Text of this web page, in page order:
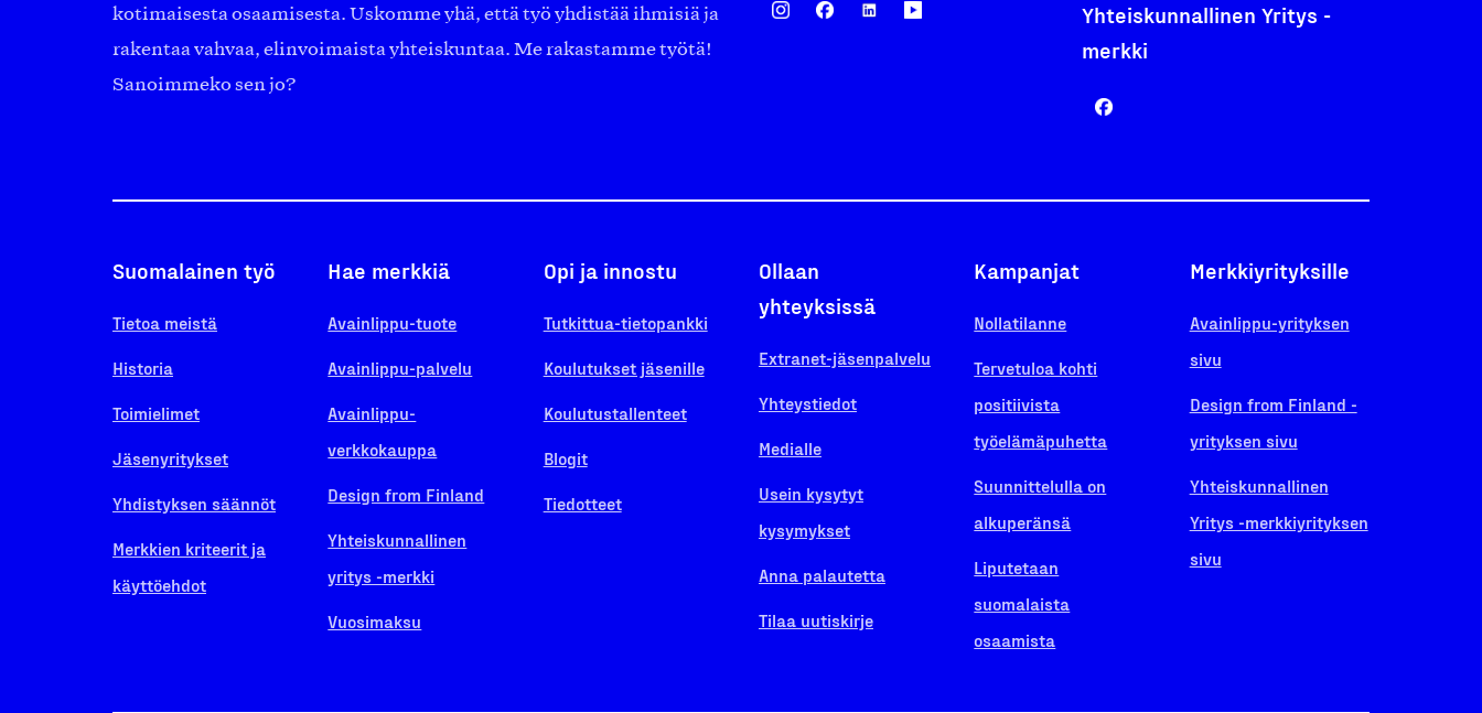
kotimaisesta osaamisesta. Uskomme yhä, että työ yhdistää ihmisiä ja
rakentaa vahvaa, elinvoimaista yhteiskuntaa. Me rakastamme työtä!
Sanoimmeko sen jo?
Yhteiskunnallinen Yritys -
merkki
Suomalainen työ
Tietoa meistä
Historia
Toimielimet
Jäsenyritykset
Yhdistyksen säännöt
Merkkien kriteerit ja
käyttöehdot
Hae merkkiä
Avainlippu-tuote
Avainlippu-palvelu
Avainlippu-
verkkokauppa
Design from Finland
Yhteiskunnallinen
yritys -merkki
Vuosimaksu
Opi ja innostu
Tutkittua-tietopankki
Koulutukset jäsenille
Koulutustallenteet
Blogit
Tiedotteet
Ollaan
yhteyksissä
Extranet-jäsenpalvelu
Yhteystiedot
Medialle
Usein kysytyt
kysymykset
Anna palautetta
Tilaa uutiskirje
Kampanjat
Nollatilanne
Tervetuloa kohti
positiivista
työelämäpuhetta
Suunnittelulla on
alkuperänsä
Liputetaan
suomalaista
osaamista
Merkkiyrityksille
Avainlippu-yrityksen
sivu
Design from Finland -
yrityksen sivu
Yhteiskunnallinen
Yritys -merkkiyrityksen
sivu